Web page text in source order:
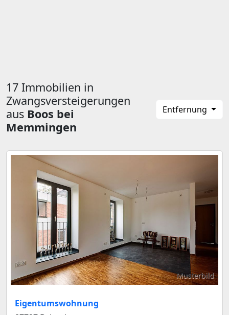
17 Immobilien in
Zwangsversteigerungen
aus Boos bei
Memmingen
Entfernung
Musterbild
Eigentumswohnung